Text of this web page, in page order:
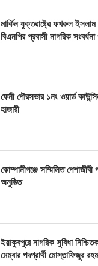
মার্কিন যুক্তরাষ্ট্রে ফখরুল ইসলাম
বিএনপির প্রবাসী নাগরিক সংবর্ধনা
ফেনী পৌরসভার ১নং ওয়ার্ড
হাজারী
কোম্পানীগঞ্জে সম্মিলিত পেশাজীবী
অনুষ্ঠিত
ইয়াকুবপুরে নাগরিক সুবিধা
মেম্বার পদপ্রার্থী মোস্তাফিজুর